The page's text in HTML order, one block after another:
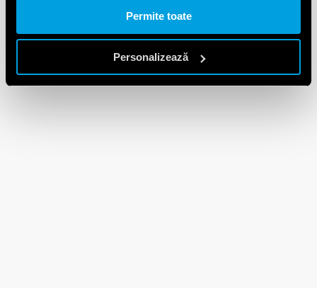
Permite toate
Personalizează